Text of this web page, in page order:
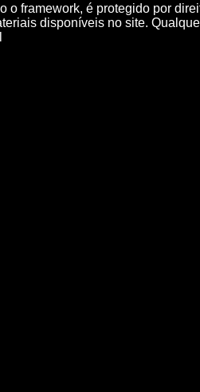
framework, é protegido por
disponíveis no site.